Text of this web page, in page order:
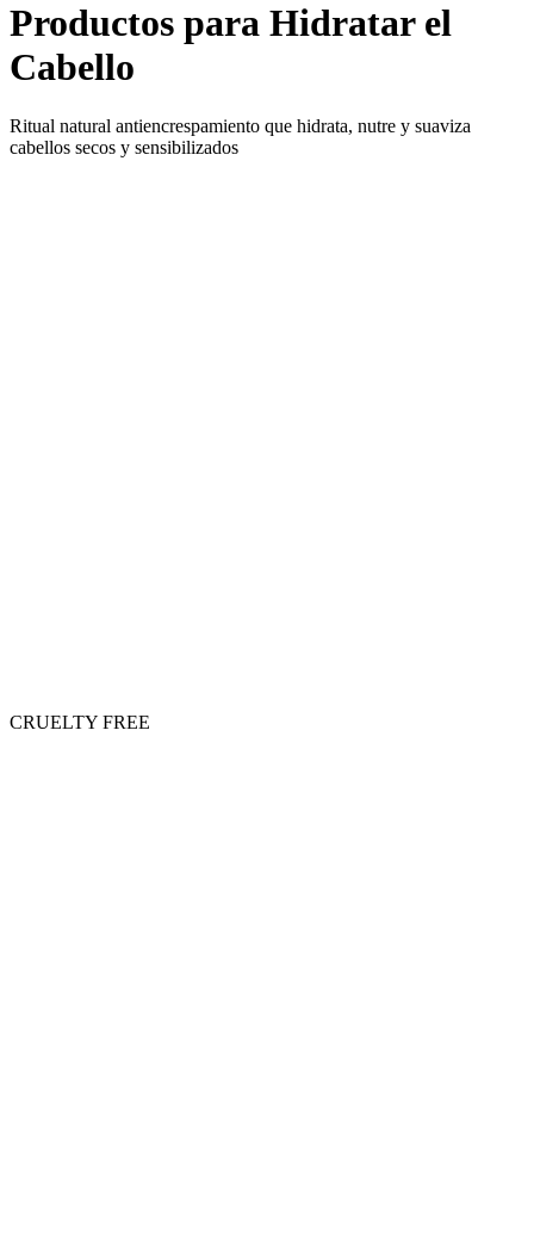
Productos para Hidratar el
Cabello
Ritual natural antiencrespamiento que hidrata, nutre y suaviza
cabellos secos y sensibilizados
CRUELTY FREE